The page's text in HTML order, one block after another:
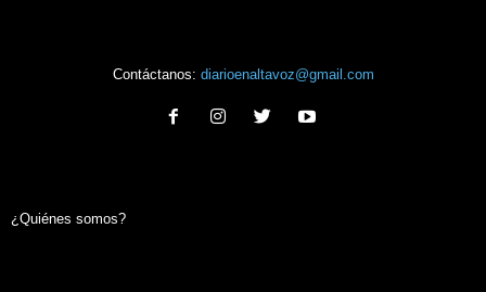
Contáctanos: diarioenaltavoz@gmail.com
¿Quiénes somos?